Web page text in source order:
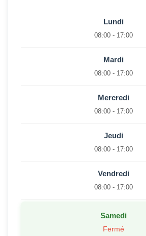
Lundi
08:00 - 17:00
Mardi
08:00 - 17:00
Mercredi
08:00 - 17:00
Jeudi
08:00 - 17:00
Vendredi
08:00 - 17:00
Samedi
Fermé